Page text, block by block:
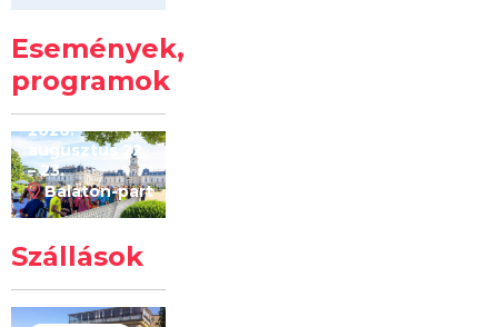
Események,
programok
Kilóméterek
2026
2026.
augusztus 22
– 23.
Balaton-part
Szállások